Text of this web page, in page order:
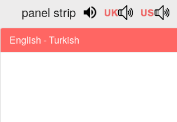
panel strip
English - Turkish